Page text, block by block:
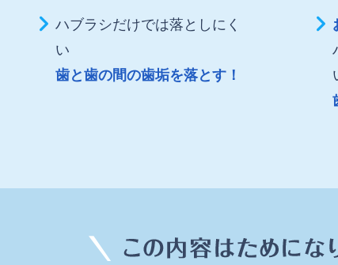
ハブラシだけでは落としにく
い
歯と歯の間の歯垢を落とす！